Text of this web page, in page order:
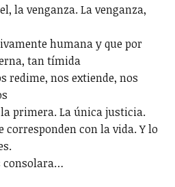
la venganza. La venganza,
humana y que por
tan tímida
redime, nos extiende, nos
primera. La única justicia.
corresponden con la vida. Y lo
consolara…